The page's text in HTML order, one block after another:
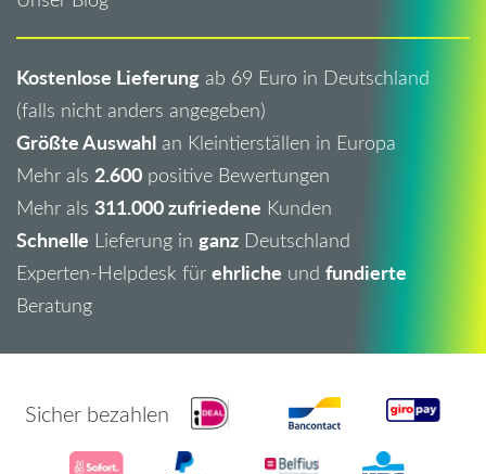
Kostenlose Lieferung ab 69 Euro in Deutschland
(falls nicht anders angegeben)
Größte Auswahl an Kleintierställen in Europa
Mehr als 2.600 positive Bewertungen
Mehr als 311.000 zufriedene Kunden
Schnelle Lieferung in ganz Deutschland
Experten-Helpdesk für ehrliche und fundierte
Beratung
Sicher bezahlen